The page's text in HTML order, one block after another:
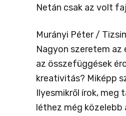
Netán csak az volt
Murányi Péter /
Nagyon szeretem
az összefüggések
kreativitás? Miképp
Ilyesmikről írok,
léthez még közelebb